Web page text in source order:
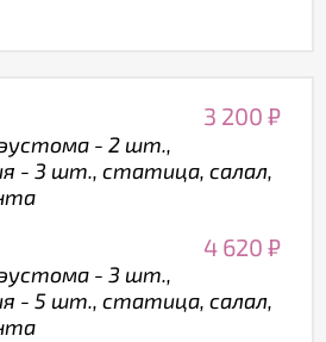
3 200 ₽
- 2 шт.,
- 3 шт., статица, салал,
4 620 ₽
- 3 шт.,
- 5 шт., статица, салал,